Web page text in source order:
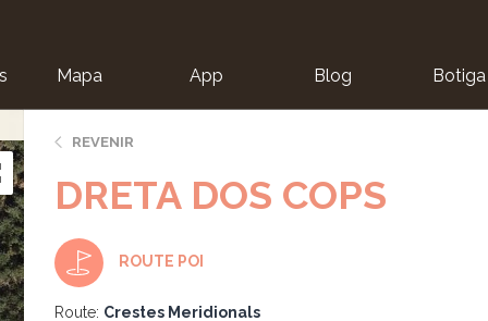
Mapa App Blog Botiga
REVENIR
DRETA DOS COPS
ROUTE POI
Route: Crestes Meridionals